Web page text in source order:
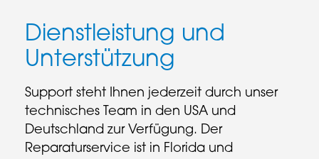
Dienstleistung und
Unterstützung
Support steht Ihnen jederzeit durch unser
technisches Team in den USA und
Deutschland zur Verfügung. Der
Reparaturservice ist in Florida und